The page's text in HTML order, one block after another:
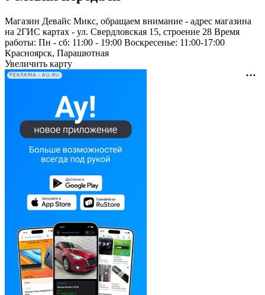
Магазин Девайс Микс, обращаем внимание - адрес магазина
на 2ГИС картах - ул. Свердловская 15, строение 28 Время
работы: Пн - сб: 11:00 - 19:00 Воскресенье: 11:00-17:00
Красноярск, Парашютная
Увеличить карту
РЕКЛАМА • AU.RU